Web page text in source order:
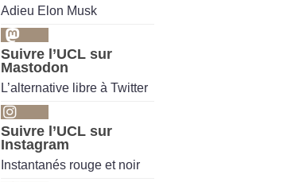
Adieu Elon Musk
Suivre l’UCL sur
Mastodon
L’alternative libre à Twitter
Suivre l’UCL sur
Instagram
Instantanés rouge et noir